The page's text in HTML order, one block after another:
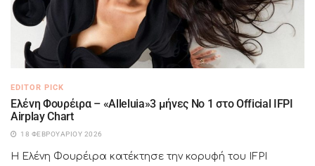
EDITOR PICK
Ελένη Φουρέιρα – «Alleluia»3 μήνες Νο 1 στο Official IFPI
Airplay Chart
18 ΦΕΒΡΟΥΑΡΊΟΥ 2026
Η Ελένη Φουρέιρα κατέκτησε την κορυφή του IFPI